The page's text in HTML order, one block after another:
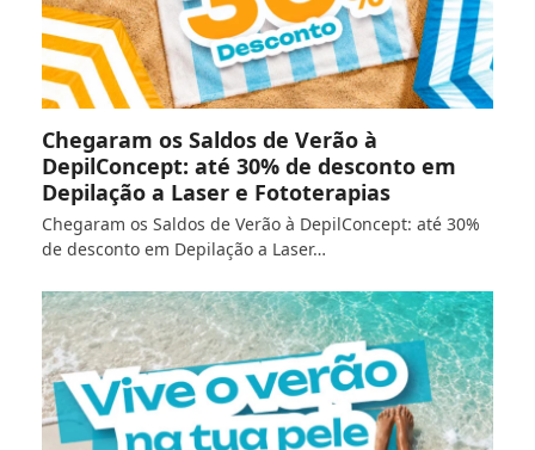
Chegaram os Saldos de Verão à
DepilConcept: até 30% de desconto em
Depilação a Laser e Fototerapias
Chegaram os Saldos de Verão à DepilConcept: até 30%
de desconto em Depilação a Laser…